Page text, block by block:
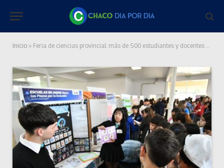
Inicio » Feria de ciencias provincial: más de 500 estudiantes y docentes comprometidos a construir “un Chaco mejor”